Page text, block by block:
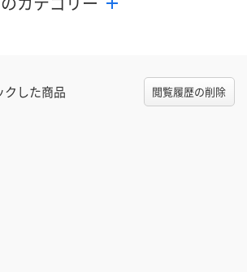
クした商品 閲覧履歴の削除